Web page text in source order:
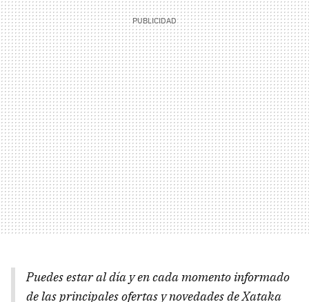
Puedes estar al día y en cada momento informado
de las principales ofertas y novedades de Xataka